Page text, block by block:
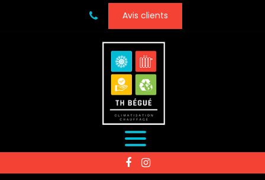
Avis clients
Panneau de gestion des cookies